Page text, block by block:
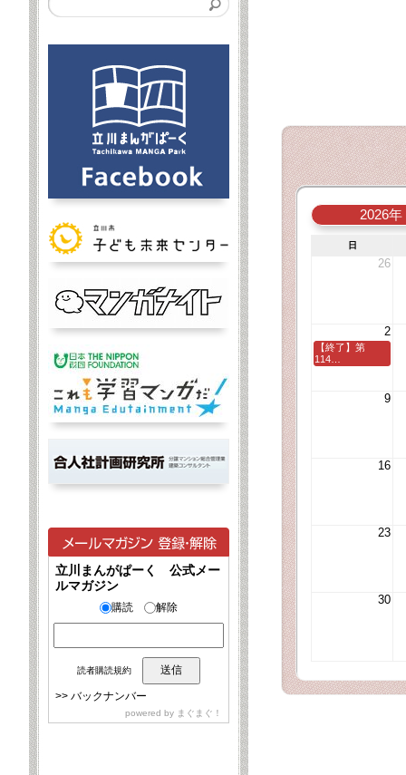
2026年
【終了】第
114…
日
26
2
9
16
23
30
立川まんがぱーく 公式メー
ルマガジン
購読 解除
読者購読規約
>> バックナンバー
powered by まぐまぐ！